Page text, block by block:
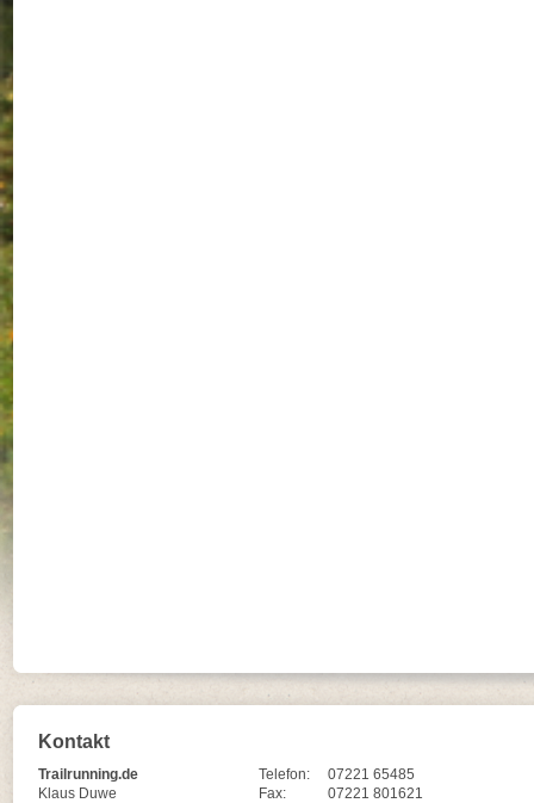
Kontakt
Trailrunning.de
Klaus Duwe
Telefon:
07221 65485
Fax:
07221 801621